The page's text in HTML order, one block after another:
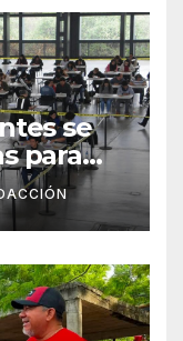
se
para
UNAM